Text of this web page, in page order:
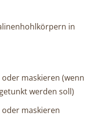
in
maskieren (wenn
werden soll)
maskieren